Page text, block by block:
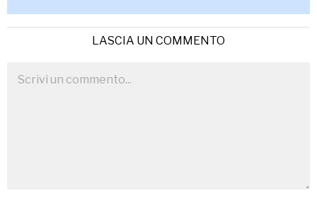
LASCIA UN COMMENTO